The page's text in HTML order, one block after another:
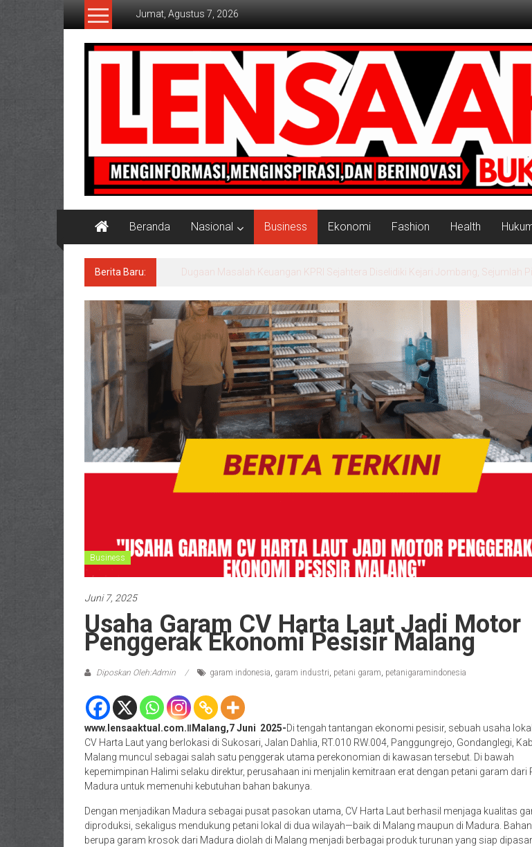
Lompat
Jumat, Agustus 7, 2026
Lensaaktual
Beranda Nasional Business Ekonomi Fashion Health
Berita Baru: Program Kampung Nelayan Merah Putih Masuk Lamongan, Paciran &
Business
Juni 7, 2025
Usaha Garam CV Harta Laut Jadi Motor
Penggerak Ekonomi Pesisir Malang
Diposkan Oleh:Admin garam indonesia, garam industri, petani garam, petanigaramindonesia
www.lensaaktual.com.ǁMalang,7 Juni 2025-Di tengah tantangan ekonomi pesisir, sebuah usaha
CV Harta Laut yang berlokasi di Sukosari, Jalan Dahlia, RT.010 RW.004, Panggungrejo, Gondanglegi,
Malang muncul sebagai salah satu penggerak utama perekonomian di kawasan tersebut. Di bawah
kepemimpinan Halimi selaku direktur, perusahaan ini menjalin kemitraan erat dengan petani garam dari
Madura untuk memenuhi kebutuhan bahan bakunya.
Dengan menjadikan Madura sebagai pusat pasokan utama, CV Harta Laut berhasil menjaga kualitas
diproduksi, sekaligus mendukung petani lokal di dua wilayah—baik di Malang maupun di Madura.
berupa garam krosok dari Madura diolah di Malang menjadi berbagai produk turunan yang siap